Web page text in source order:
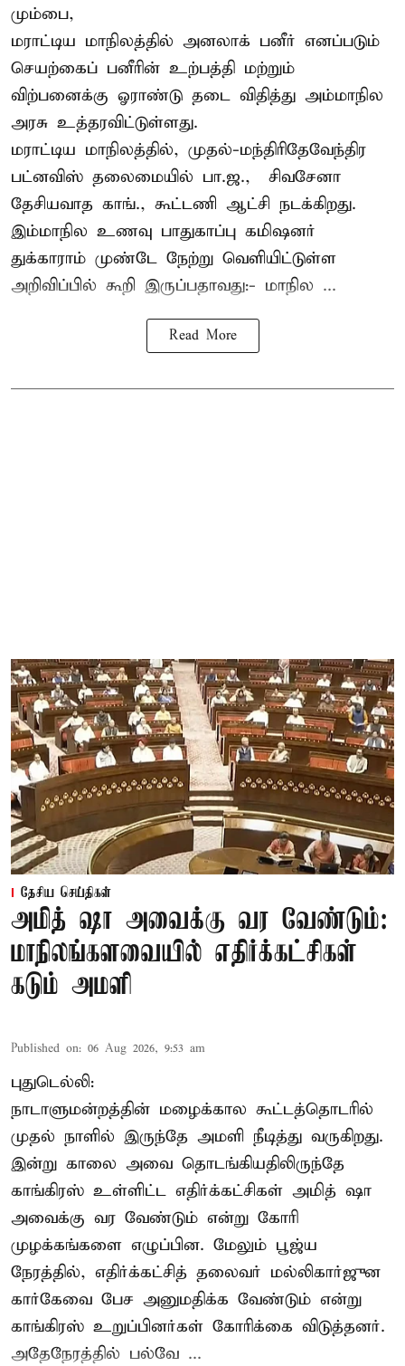
மும்பை,
மராட்டிய மாநிலத்தில் அனலாக் பனீர் எனப்படும்
செயற்கைப் பனீரின் உற்பத்தி மற்றும்
விற்பனைக்கு ஓராண்டு தடை விதித்து அம்மாநில
அரசு உத்தரவிட்டுள்ளது.
மராட்டிய மாநிலத்தில், முதல்-மந்திரிதேவேந்திர
பட்னவிஸ் தலைமையில் பா.ஜ., – சிவசேனா –
தேசியவாத காங்., கூட்டணி ஆட்சி நடக்கிறது.
இம்மாநில உணவு பாதுகாப்பு கமிஷனர்
துக்காராம் முண்டே நேற்று வெளியிட்டுள்ள
அறிவிப்பில் கூறி இருப்பதாவது:- மாநில ...
Read More
தேசிய செய்திகள்
அமித் ஷா அவைக்கு வர வேண்டும்:
மாநிலங்களவையில் எதிர்க்கட்சிகள்
கடும் அமளி
Published on: 06 Aug 2026, 9:53 am
புதுடெல்லி:
நாடாளுமன்றத்தின் மழைக்கால கூட்டத்தொடரில்
முதல் நாளில் இருந்தே அமளி நீடித்து வருகிறது.
இன்று காலை அவை தொடங்கியதிலிருந்தே
காங்கிரஸ் உள்ளிட்ட எதிர்க்கட்சிகள் அமித் ஷா
அவைக்கு வர வேண்டும் என்று கோரி
முழக்கங்களை எழுப்பின. மேலும் பூஜ்ய
நேரத்தில், எதிர்க்கட்சித் தலைவர் மல்லிகார்ஜுன
கார்கேவை பேச அனுமதிக்க வேண்டும் என்று
காங்கிரஸ் உறுப்பினர்கள் கோரிக்கை விடுத்தனர்.
அதேநேரத்தில் பல்வே ...